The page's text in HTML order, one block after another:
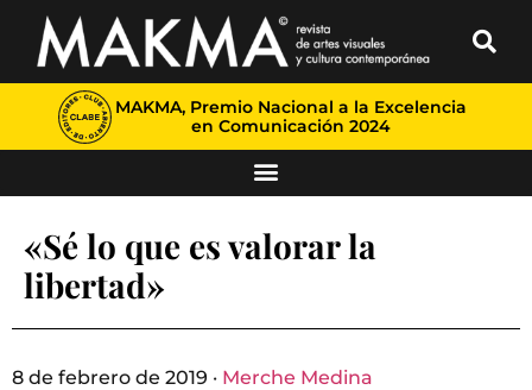
MAKMA, Premio Nacional a la Excelencia
en Comunicación 2024
«Sé lo que es valorar la
libertad»
8 de febrero de 2019 · Merche Medina